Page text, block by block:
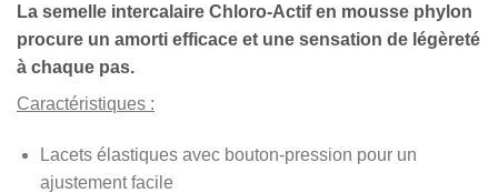
La semelle intercalaire Chloro-Actif en mousse phylon
procure un amorti efficace et une sensation de légèreté
à chaque pas.
Caractéristiques :
Lacets élastiques avec bouton-pression pour un
ajustement facile